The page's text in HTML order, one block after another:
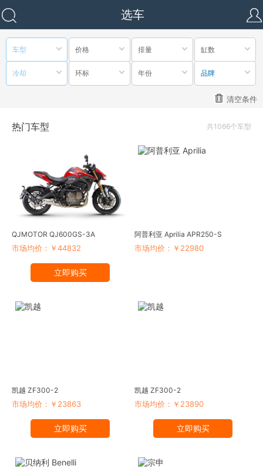
选车
车型 价格 排量 缸数
冷却 环标 年份 品牌
清空条件
热门车型 共1066个车型
QJMOTOR QJ600GS-3A
市场均价：￥44832
立即购买
阿普利亚 Aprilia APR250-S
市场均价：￥22980
凯越 ZF300-2
市场均价：￥23863
立即购买
凯越 ZF300-2
市场均价：￥23890
立即购买